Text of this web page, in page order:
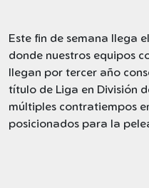
Este fin de semana llega
donde nuestros equipos
llegan por tercer año
título de Liga en División
múltiples contratiempos
posicionados para la